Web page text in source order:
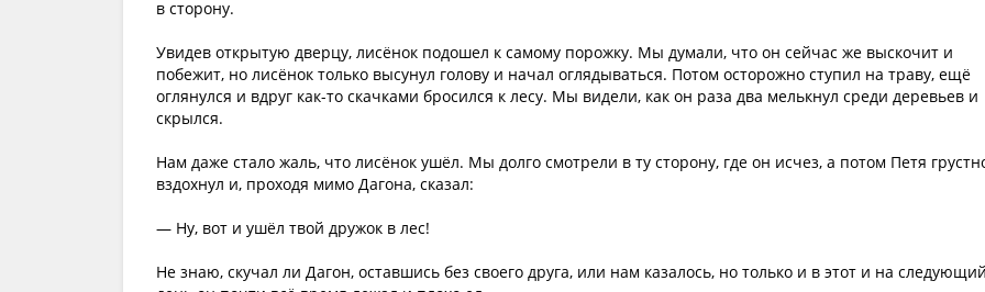
в сторону.
Увидев открытую дверцу, лисёнок подошел к самому порожку. Мы думали, что он сейчас же выскочит и
побежит, но лисёнок только высунул голову и начал оглядываться. Потом осторожно ступил на траву, ещё
оглянулся и вдруг как-то скачками бросился к лесу. Мы видели, как он раза два мелькнул среди деревьев и
скрылся.
Нам даже стало жаль, что лисёнок ушёл. Мы долго смотрели в ту сторону, где он исчез, а потом Петя
вздохнул и, проходя мимо Дагона, сказал:
— Ну, вот и ушёл твой дружок в лес!
Не знаю, скучал ли Дагон, оставшись без своего друга, или нам казалось, но только и в этот и на следующий